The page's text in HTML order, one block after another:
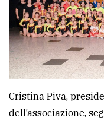
Cristina Piva,
dell’associazione,